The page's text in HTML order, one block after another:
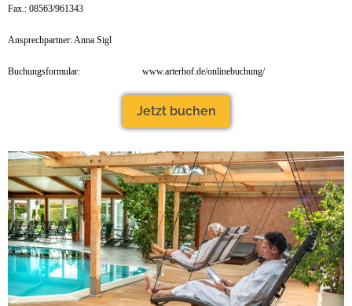
Fax.: 08563/961343
Ansprechpartner: Anna Sigl
Buchungsformular: www.arterhof.de/onlinebuchung/
Jetzt buchen